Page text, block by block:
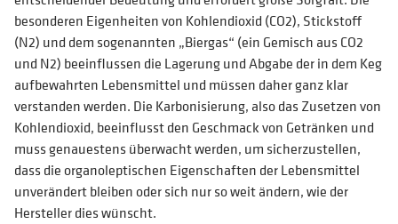
besonderen Eigenheiten von Kohlendioxid (CO2), Stickstoff
(N2) und dem sogenannten „Biergas“ (ein Gemisch aus CO2
und N2) beeinflussen die Lagerung und Abgabe der in dem Keg
aufbewahrten Lebensmittel und müssen daher ganz klar
verstanden werden. Die Karbonisierung, also das Zusetzen von
Kohlendioxid, beeinflusst den Geschmack von Getränken und
muss genauestens überwacht werden, um sicherzustellen,
dass die organoleptischen Eigenschaften der Lebensmittel
unverändert bleiben oder sich nur so weit ändern, wie der
Hersteller dies wünscht.